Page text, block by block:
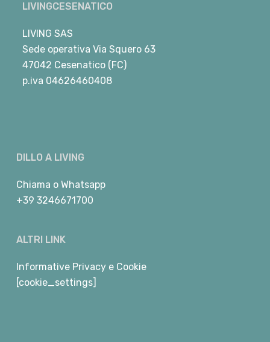
LIVINGCESENATICO
LIVING SAS
Sede operativa Via Squero 63
47042 Cesenatico (FC)
p.iva 04626460408
DILLO A LIVING
Chiama o Whatsapp
+39 3246671700
ALTRI LINK
Informative Privacy e Cookie
[cookie_settings]